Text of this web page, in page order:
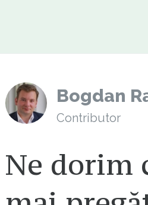
Bogdan
Contributor
Ne dorim